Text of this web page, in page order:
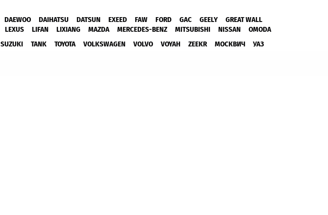
DAEWOO DAIHATSU DATSUN EXEED FAW FORD GAC GEELY
GREAT WALL
LEXUS LIFAN LIXIANG MAZDA MERCEDES-BENZ MITSUBISHI NISSAN
OMODA
SUZUKI TANK TOYOTA VOLKSWAGEN VOLVO VOYAH ZEEKR МОСКВИЧ УАЗ